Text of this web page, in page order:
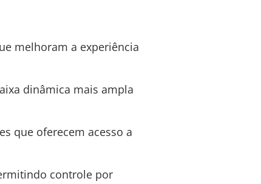
melhoram a experiência
dinâmica mais ampla
que oferecem acesso a
controle por